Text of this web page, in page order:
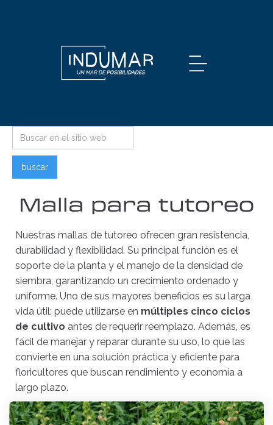
Malla para tutoreo
Nuestras mallas de tutoreo ofrecen gran resistencia,
durabilidad y flexibilidad. Su principal función es el
soporte de la planta y el manejo de la densidad de
siembra, garantizando un crecimiento ordenado y
uniforme. Uno de sus mayores beneficios es su larga
vida útil: puede utilizarse en múltiples cinco ciclos
de cultivo antes de requerir reemplazo. Además, es
fácil de manejar y reparar durante su uso, lo que las
convierte en una solución práctica y eficiente para
floricultores que buscan rendimiento y economía a
largo plazo.